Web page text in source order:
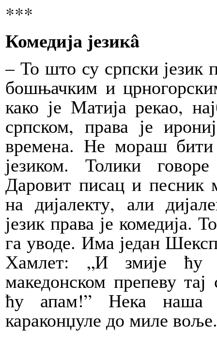
***
Комедија језикâ
– То што су српски језик
бошњачким и
како је Матија рекао,
српском, права је
времена. Не мораш
језиком. Толики
Даровит писац и песник
на дијалекту, али
језик права је комедија.
га уводе. Има један
Хамлет: „И змије
македонском препеву
ћу апам!” Нека наша
караконџуле до миле